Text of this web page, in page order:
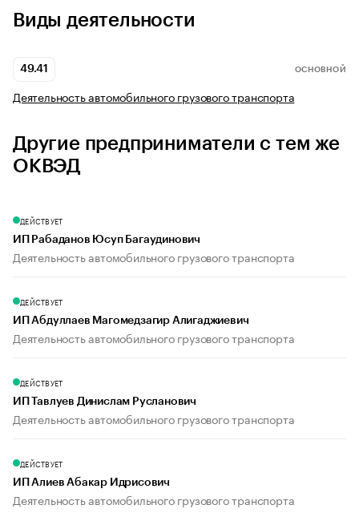
Виды деятельности
49.41 ОСНОВНОЙ
Деятельность автомобильного грузового транспорта
Другие предприниматели с тем же
ОКВЭД
ДЕЙСТВУЕТ
ИП Рабаданов Юсуп Багаудинович
Деятельность автомобильного грузового транспорта
ДЕЙСТВУЕТ
ИП Абдуллаев Магомедзагир Алигаджиевич
Деятельность автомобильного грузового транспорта
ДЕЙСТВУЕТ
ИП Тавлуев Динислам Русланович
Деятельность автомобильного грузового транспорта
ДЕЙСТВУЕТ
ИП Алиев Абакар Идрисович
Деятельность автомобильного грузового транспорта